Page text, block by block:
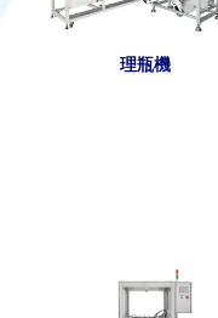
理瓶機